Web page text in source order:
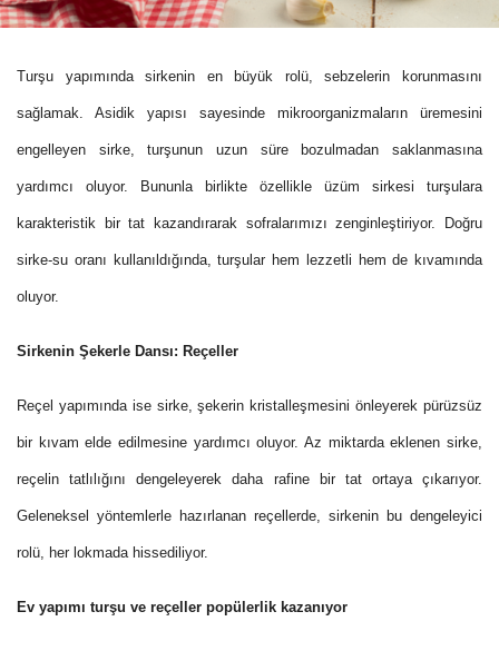
Turşu yapımında sirkenin en büyük rolü, sebzelerin korunmasını
sağlamak. Asidik yapısı sayesinde mikroorganizmaların üremesini
engelleyen sirke, turşunun uzun süre bozulmadan saklanmasına
yardımcı oluyor. Bununla birlikte özellikle üzüm sirkesi turşulara
karakteristik bir tat kazandırarak sofralarımızı zenginleştiriyor. Doğru
sirke-su oranı kullanıldığında, turşular hem lezzetli hem de kıvamında
oluyor.
Sirkenin Şekerle Dansı: Reçeller
Reçel yapımında ise sirke, şekerin kristalleşmesini önleyerek pürüzsüz
bir kıvam elde edilmesine yardımcı oluyor. Az miktarda eklenen sirke,
reçelin tatlılığını dengeleyerek daha rafine bir tat ortaya çıkarıyor.
Geleneksel yöntemlerle hazırlanan reçellerde, sirkenin bu dengeleyici
rolü, her lokmada hissediliyor.
Ev yapımı turşu ve reçeller popülerlik kazanıyor